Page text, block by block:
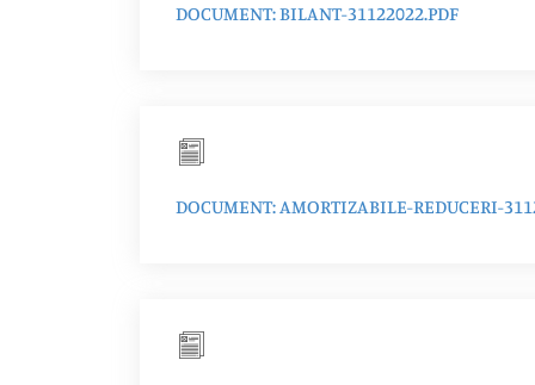
DOCUMENT: BILANT-31122022.PDF
DOCUMENT: AMORTIZABILE-REDUCERI-